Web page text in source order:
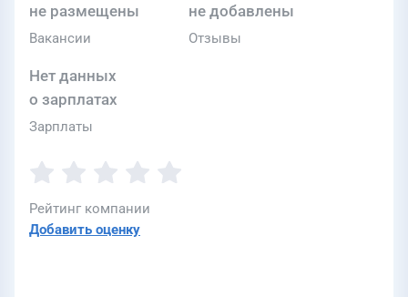
не размещены
Вакансии
не добавлены
Отзывы
Нет данных
о зарплатах
Зарплаты
Рейтинг компании
Добавить оценку